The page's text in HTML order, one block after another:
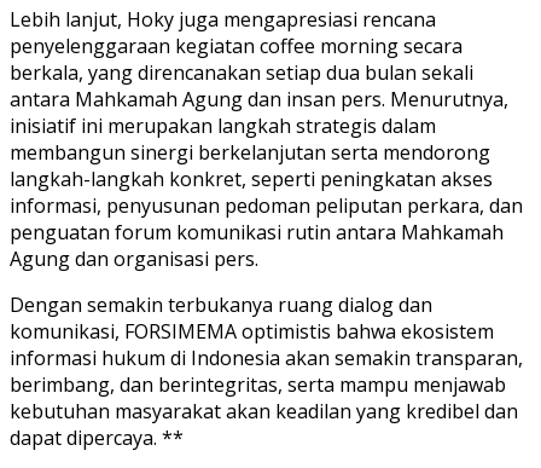
Lebih lanjut, Hoky juga mengapresiasi rencana
penyelenggaraan kegiatan coffee morning secara
berkala, yang direncanakan setiap dua bulan sekali
antara Mahkamah Agung dan insan pers. Menurutnya,
inisiatif ini merupakan langkah strategis dalam
membangun sinergi berkelanjutan serta mendorong
langkah-langkah konkret, seperti peningkatan akses
informasi, penyusunan pedoman peliputan perkara, dan
penguatan forum komunikasi rutin antara Mahkamah
Agung dan organisasi pers.
Dengan semakin terbukanya ruang dialog dan
komunikasi, FORSIMEMA optimistis bahwa ekosistem
informasi hukum di Indonesia akan semakin transparan,
berimbang, dan berintegritas, serta mampu menjawab
kebutuhan masyarakat akan keadilan yang kredibel dan
dapat dipercaya. **